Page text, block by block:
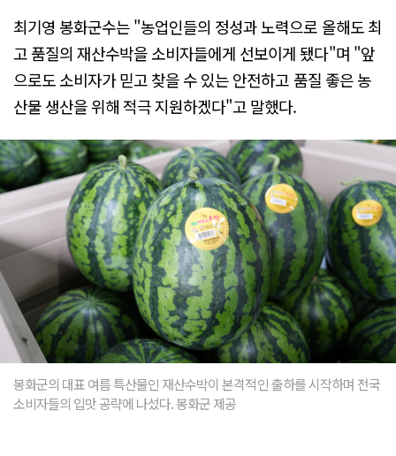
최기영 봉화군수는 "농업인들의 정성과 노력으로 올해도 최
고 품질의 재산수박을 소비자들에게 선보이게 됐다"며 "앞
으로도 소비자가 믿고 찾을 수 있는 안전하고 품질 좋은 농
산물 생산을 위해 적극 지원하겠다"고 말했다.
봉화군의 대표 여름 특산물인 재산수박이 본격적인 출하를 시작하며 전국
소비자들의 입맛 공략에 나섰다. 봉화군 제공